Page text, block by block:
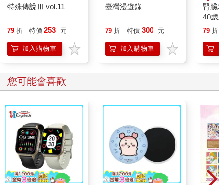
特殊傳說Ⅲ vol.11
79 折 特價 253 元
加入購物車
臺灣漫遊錄
79 折 特價 300 元
加入購物車
腎
40
就
79 折
您可能會喜歡